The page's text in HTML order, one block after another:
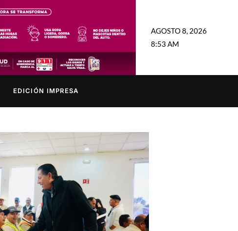
AGOSTO 8, 2026
8:53 AM
EDICIÓN IMPRESA